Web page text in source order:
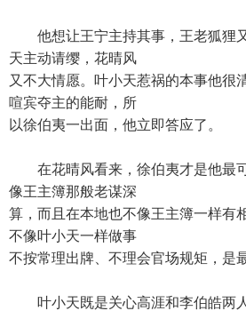
他想让王宁主持其事，王老狐狸
天主动请缨，花晴风
又不大情愿。叶小天惹祸的本事他很
喧宾夺主的能耐，所
以徐伯夷一出面，他立即答应了。
在花晴风看来，徐伯夷才是他最
像王主簿那般老谋深
算，而且在本地也不像王主簿一样有
不像叶小天一样做事
不按常理出牌、不理会官场规矩，是
叶小天既是关心高涯和李伯皓两